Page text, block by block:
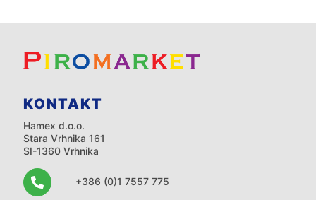
KONTAKT
Hamex d.o.o.
Stara Vrhnika 161
SI-1360 Vrhnika
+386 (0)1 7557 775